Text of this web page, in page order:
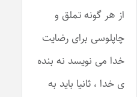
از هر گونه تملق و
چاپلوسی برای رضایت
خدا می نویسد نه بنده
ی خدا ، ثانیا باید به